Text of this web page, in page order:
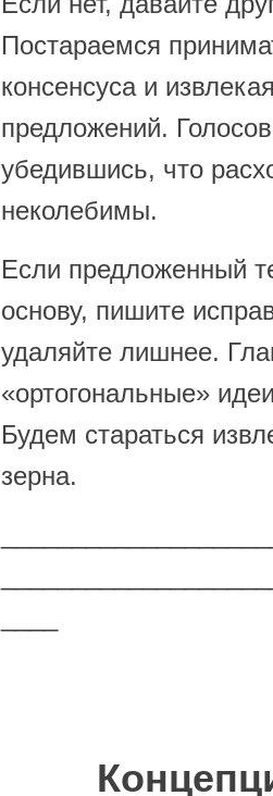
Постараемся
консенсуса и
предложений.
убедившись, что
неколебимы.
Если предложенный
основу, пишите
удаляйте лишнее.
«ортогональные»
Будем стараться
зерна.